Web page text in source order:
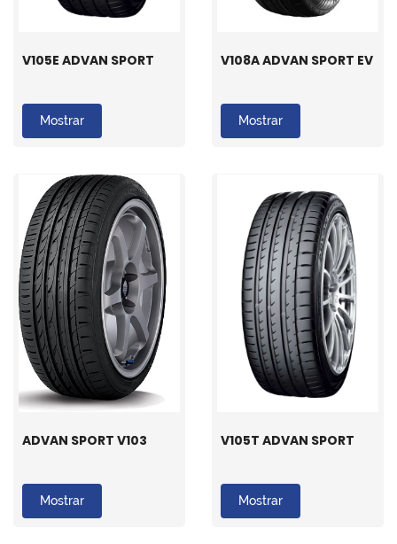
V105E ADVAN SPORT
Mostrar
V108A ADVAN SPORT EV
Mostrar
ADVAN SPORT V103
Mostrar
V105T ADVAN SPORT
Mostrar